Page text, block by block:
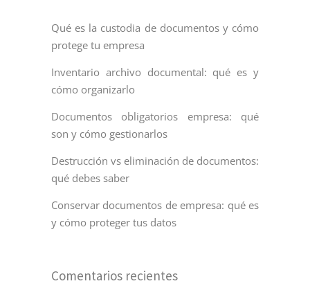
Qué es la custodia de documentos y cómo
protege tu empresa
Inventario archivo documental: qué es y
cómo organizarlo
Documentos obligatorios empresa: qué
son y cómo gestionarlos
Destrucción vs eliminación de documentos:
qué debes saber
Conservar documentos de empresa: qué es
y cómo proteger tus datos
Comentarios recientes